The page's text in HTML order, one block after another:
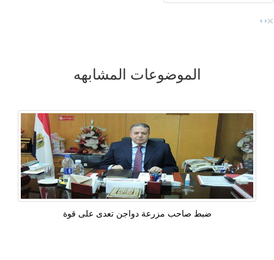
‹
› ×
الموضوعات المشابهه
ضبط صاحب مزرعة دواجن تعدى على قوة